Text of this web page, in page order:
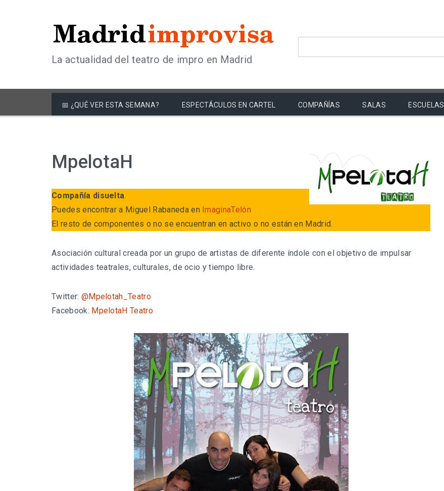
La actualidad del teatro de impro en Madrid
📅 ¿QUÉ VER ESTA SEMANA? ESPECTÁCULOS EN CARTEL COMPAÑÍAS SALAS ESCUELAS
MpelotaH
Compañía disuelta.
Puedes encontrar a Miguel Rabaneda en ImaginaTelón
El resto de componentes o no se encuentran en activo o no están en Madrid.
Asociación cultural creada por un grupo de artistas de diferente índole con el objetivo de impulsar
actividades teatrales, culturales, de ocio y tiempo libre.
Twitter: @Mpelotah_Teatro
Facebook: MpelotaH Teatro